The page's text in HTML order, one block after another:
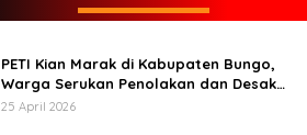
PETI Kian Marak di Kabupaten Bungo,
Warga Serukan Penolakan dan Desak
Penindakan Tegas Sebelum Bencana
25 April 2026